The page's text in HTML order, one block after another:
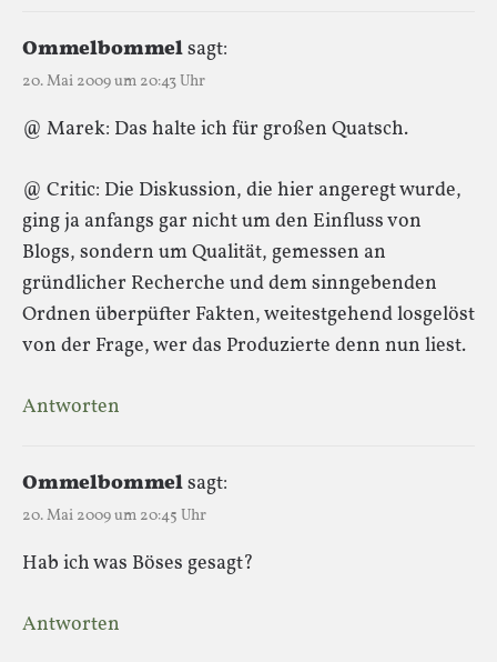
Ommelbommelsagt:
20. Mai 2009 um 20:43 Uhr
@ Marek: Das halte ich für großen Quatsch.
@ Critic: Die Diskussion, die hier angeregt wurde,
ging ja anfangs gar nicht um den Einfluss von
Blogs, sondern um Qualität, gemessen an
gründlicher Recherche und dem sinngebenden
Ordnen überpüfter Fakten, weitestgehend losgelöst
von der Frage, wer das Produzierte denn nun liest.
Antworten
Ommelbommelsagt:
20. Mai 2009 um 20:45 Uhr
Hab ich was Böses gesagt?
Antworten